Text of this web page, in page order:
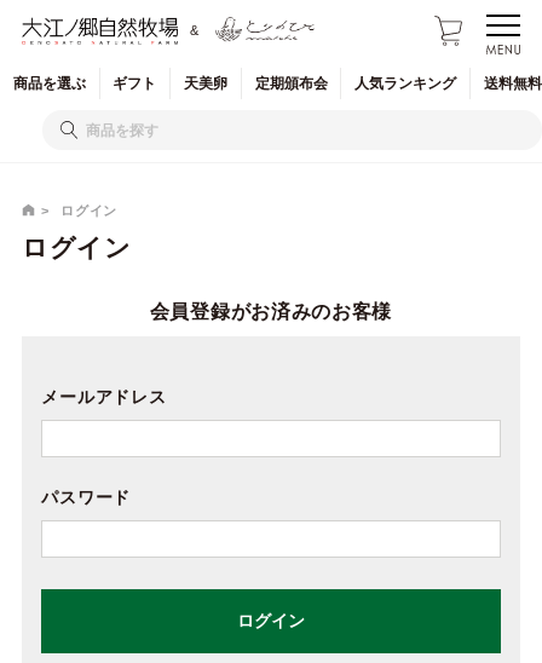
&
商品を選ぶ ギフト 天美卵 定期頒布会 人気ランキング 送料無
ログイン
ログイン
会員登録がお済みのお客様
メールアドレス
パスワード
ログイン